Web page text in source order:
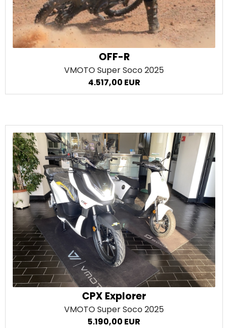
OFF-R
VMOTO Super Soco2025
4.517,00 EUR
CPX Explorer
VMOTO Super Soco2025
5.190,00 EUR